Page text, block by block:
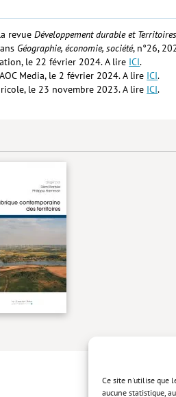
Ce site n'utilise que
aucune statistique,
revueDéveloppement durable et
Géographie, économie, société, n°26,
le 22 février 2024. A lire ICI.
Media, le 2 février 2024. A lire ICI.
le 23 novembre 2023. A lire ICI.